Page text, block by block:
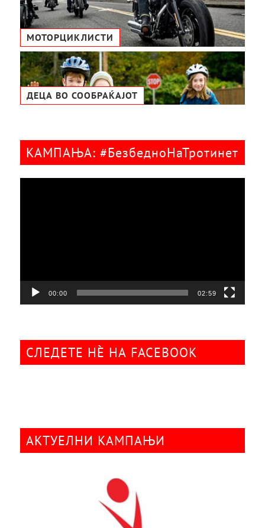
МОТОРЦИКЛИСТИ
ДЕЦА ВО СООБРАЌАЈОТ
КАМПАЊА: #БезбедноНаТротинет
00:00 02:59
СЛЕДЕТЕ НÈ НА FACEBOOK
АКТУЕЛНИ КАМПАЊИ